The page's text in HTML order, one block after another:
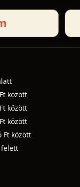
között
között
között
Ft között
felett